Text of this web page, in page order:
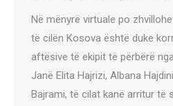
Në mënyrë virtuale po
të cilën Kosova është duke
aftësive të ekipit të përbërë
Janë Elita Hajrizi, Albana
Bajrami, të cilat kanë arritur të